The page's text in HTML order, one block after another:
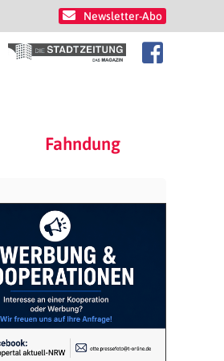
Newsletter-Abo
Fahndung